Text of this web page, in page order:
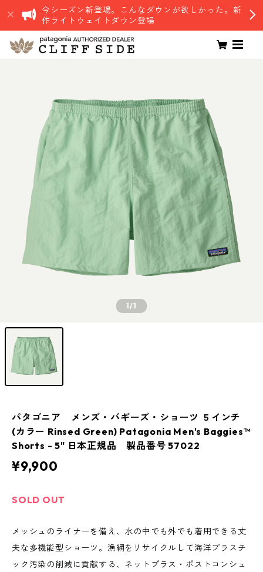
今シーズン新登場。こんなダウンが欲しかった。新
作ライトウェイトダウン登場
1/1
パタゴニア メンズ・バギーズ・ショーツ ５インチ
(カラー Rinsed Green) Patagonia Men's Baggies™
Shorts - 5" 日本正規品 製品番号 57022
¥9,900
SOLD OUT
メッシュのライナーを備え、水の中でも外でも着用できる丈
夫な多機能型ショーツ。漁網をリサイクルして海洋プラスチ
ック汚染の削減に貢献する、ネットプラス・ポストコンシュ